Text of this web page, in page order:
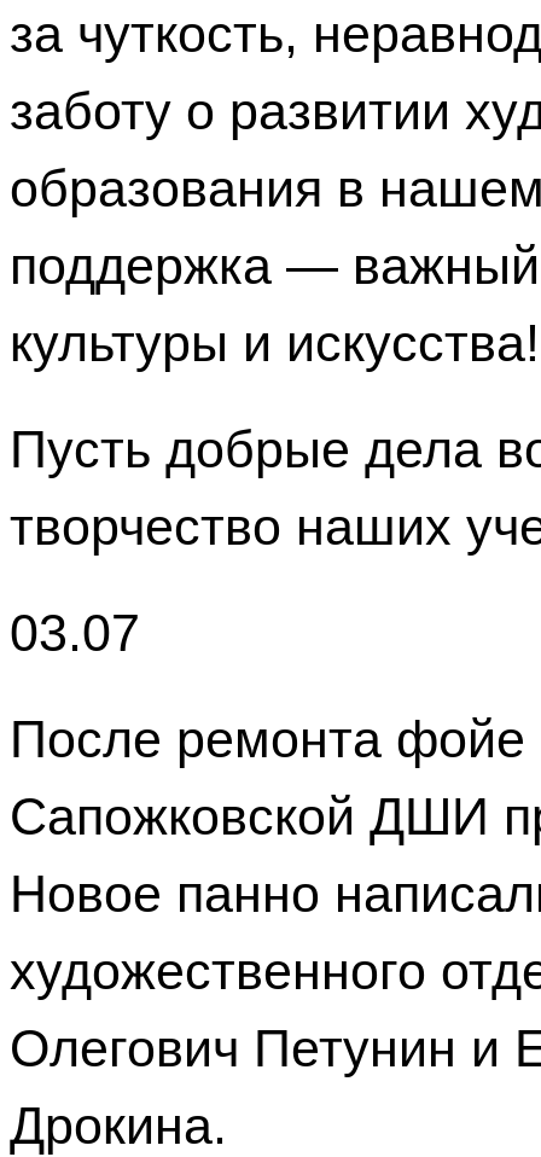
за чуткость,
заботу о развитии
образования в
поддержка —
культуры и искусства!
Пусть добрые дела
творчество наших
03.07
После ремонта фойе
Сапожковской ДШИ
Новое панно
художественного
Олегович Петунин и
Дрокина.